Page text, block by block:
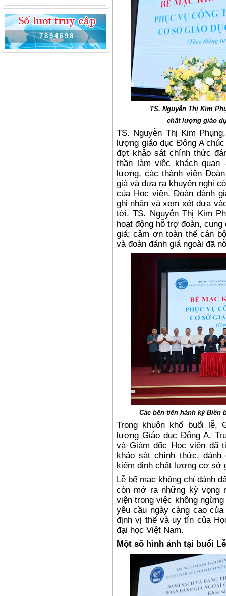
7 8 9 4 6 9 8
TS. Nguyễn Thị Kim
chất lượng giáo
TS. Nguyễn Thị Kim
lượng giáo dục Đông A
đợt khảo sát chính thức
thần làm việc khách quan
lượng, các thành viên
giá và đưa ra khuyến nghị
của Học viện. Đoàn đánh
ghi nhận và xem xét đưa
tới. TS. Nguyễn Thị Kim
hoạt động hỗ trợ đoàn,
giá; cảm ơn toàn thể cán
và đoàn đánh giá ngoài đã
Các bên tiến hành ký Biên
Trong khuôn khổ buổi lễ,
lượng Giáo dục Đông A,
và Giám đốc Học viện đã
khảo sát chính thức,
kiểm định chất lượng cơ sở
Lễ bế mạc không chỉ đánh
còn mở ra những kỳ vọng
viện trong việc không
yêu cầu ngày càng cao
định vị thế và uy tín của
đại học Việt Nam.
Một số hình ảnh tại buổi